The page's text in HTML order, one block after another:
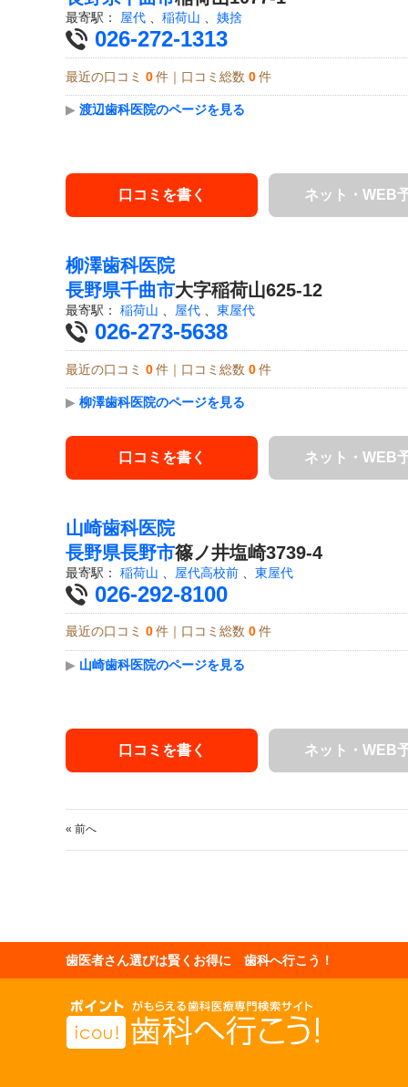
最寄駅： 屋代 稲荷山 姨捨
026-272-1313
最近の口コミ 0 件｜口コミ総数 0 件
▶ 渡辺歯科医院のページを見る
口コミを書く ネット・WEB
柳澤歯科医院
長野県千曲市大字稲荷山625-12
最寄駅： 稲荷山 、 屋代 、 東屋代
026-273-5638
最近の口コミ 0 件｜口コミ総数 0 件
▶ 柳澤歯科医院のページを見る
口コミを書く ネット・WEB
山崎歯科医院
長野県長野市篠ノ井塩崎3739-4
最寄駅： 稲荷山 屋代高校前 東屋代
026-292-8100
最近の口コミ 0 件｜口コミ総数 0 件
▶ 山崎歯科医院のページを見る
口コミを書く ネット・WEB
« 前へ
歯医者さん選びは賢くお得に 歯科へ行こう！